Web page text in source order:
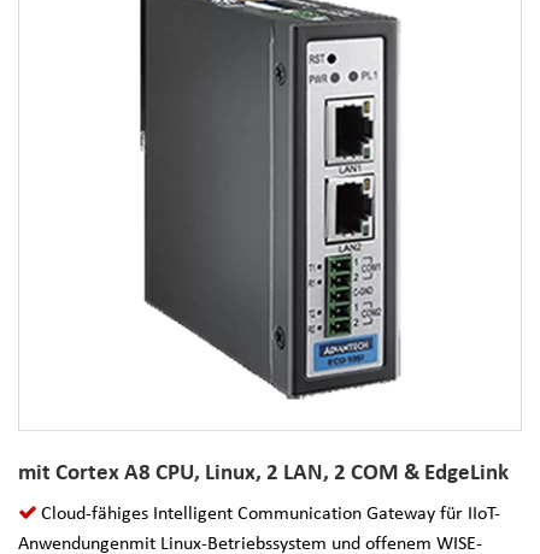
mit Cortex A8 CPU, Linux, 2 LAN, 2 COM & EdgeLink
Cloud-fähiges Intelligent Communication Gateway für IIoT-
Anwendungenmit Linux-Betriebssystem und offenem WISE-